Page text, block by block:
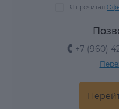
Я прочитал
+7 (960)